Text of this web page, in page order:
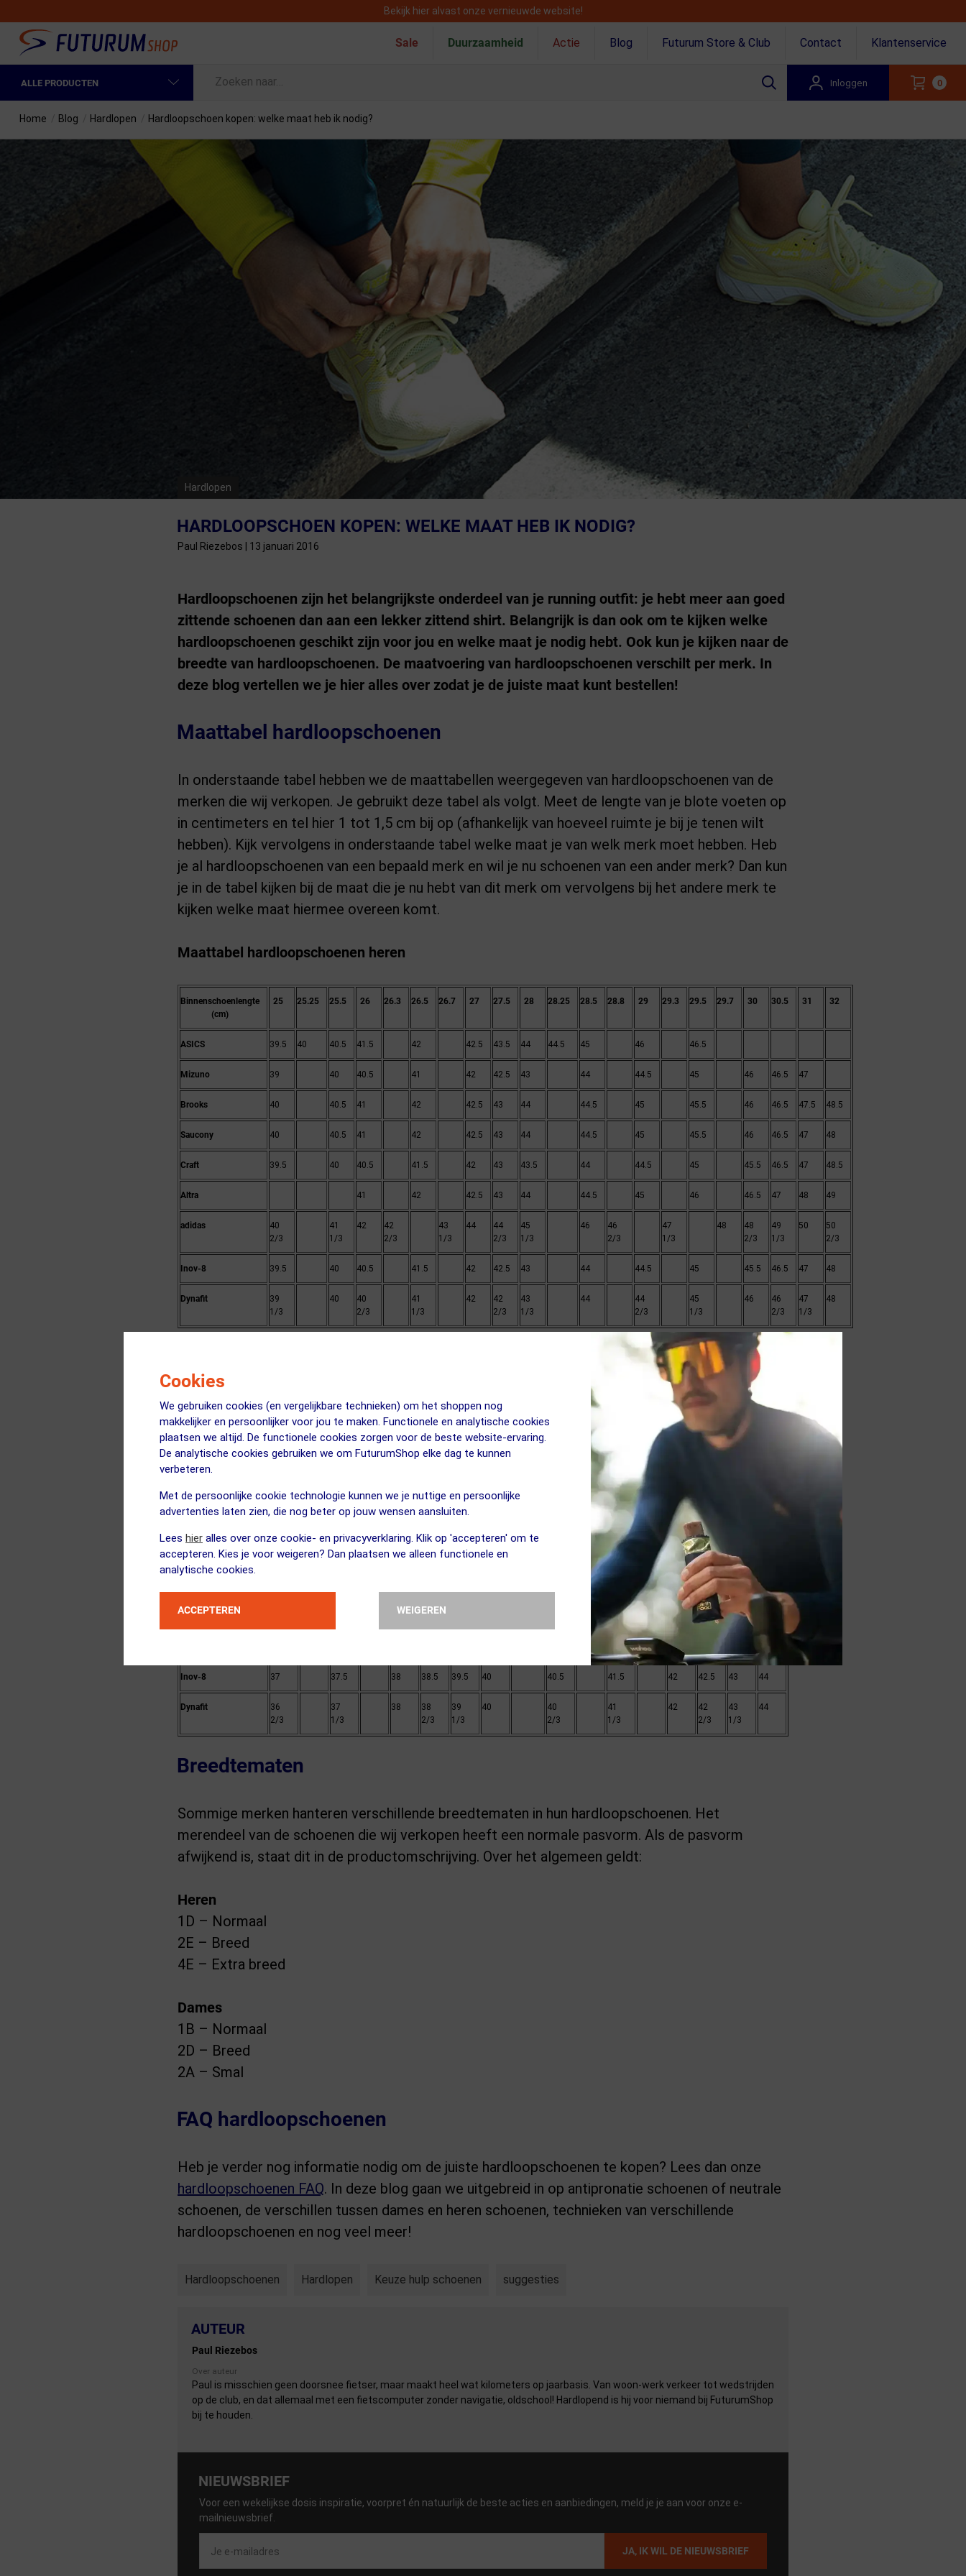
Cookies
We gebruiken cookies (en vergelijkbare technieken) om het shoppen nog
makkelijker en persoonlijker voor jou te maken. Functionele en analytische cookies
plaatsen we altijd. De functionele cookies zorgen voor de beste website-ervaring.
De analytische cookies gebruiken we om FuturumShop elke dag te kunnen
verbeteren.
Met de persoonlijke cookie technologie kunnen we je nuttige en persoonlijke
advertenties laten zien, die nog beter op jouw wensen aansluiten.
Lees hier alles over onze cookie- en privacyverklaring. Klik op 'accepteren' om te
accepteren. Kies je voor weigeren? Dan plaatsen we alleen functionele en
analytische cookies.
ACCEPTEREN WEIGEREN
Bekijk hier alvast onze vernieuwde website!
Sale Duurzaamheid Actie Blog Futurum Store & Club Contact Klantenservice
ALLE PRODUCTEN
Fietskleding Heren
Inloggen 0
Home Blog Hardlopen Hardloopschoen kopen: welke maat heb ik nodig?
Hardlopen
HARDLOOPSCHOEN KOPEN: WELKE MAAT HEB IK NODIG?
Paul Riezebos | 13 januari 2016
Hardloopschoenen zijn het belangrijkste onderdeel van je running outfit: je hebt meer aan goed
zittende schoenen dan aan een lekker zittend shirt. Belangrijk is dan ook om te kijken welke
hardloopschoenen geschikt zijn voor jou en welke maat je nodig hebt. Ook kun je kijken naar de
breedte van hardloopschoenen. De maatvoering van hardloopschoenen verschilt per merk. In
deze blog vertellen we je hier alles over zodat je de juiste maat kunt bestellen!
Maattabel hardloopschoenen
In onderstaande tabel hebben we de maattabellen weergegeven van hardloopschoenen van de
merken die wij verkopen. Je gebruikt deze tabel als volgt. Meet de lengte van je blote voeten op
in centimeters en tel hier 1 tot 1,5 cm bij op (afhankelijk van hoeveel ruimte je bij je tenen wilt
hebben). Kijk vervolgens in onderstaande tabel welke maat je van welk merk moet hebben. Heb
je al hardloopschoenen van een bepaald merk en wil je nu schoenen van een ander merk? Dan kun
je in de tabel kijken bij de maat die je nu hebt van dit merk om vervolgens bij het andere merk te
kijken welke maat hiermee overeen komt.
Maattabel hardloopschoenen heren
Binnenschoenlengte
(cm)
25 25.25 25.5 26 26.3 26.5 26.7 27 27.5 28 28.25 28.5 28.8 29 29.3 29.5 29.7 30 30.5 31 32
ASICS 39.5 40 40.5 41.5 42 42.5 43.5 44 44.5 45 46 46.5
Mizuno 39 40 40.5 41 42 42.5 43 44 44.5 45 46 46.5 47
Brooks 40 40.5 41 42 42.5 43 44 44.5 45 45.5 46 46.5 47.5 48.5
Saucony 40 40.5 41 42 42.5 43 44 44.5 45 45.5 46 46.5 47 48
Craft 39.5 40 40.5 41.5 42 43 43.5 44 44.5 45 45.5 46.5 47 48.5
Altra 41 42 42.5 43 44 44.5 45 46 46.5 47 48 49
adidas
40
2/3
41
1/3
42
42
2/3
43
1/3
44
44
2/3
45
1/3
46
46
2/3
47
1/3
48
48
2/3
49
1/3
50
50
2/3
Inov-8 39.5 40 40.5 41.5 42 42.5 43 44 44.5 45 45.5 46.5 47 48
Dynafit
39
1/3
40
40
2/3
41
1/3
42
42
2/3
43
1/3
44
44
2/3
45
1/3
46
46
2/3
47
1/3
48
Binnenschoenlengte
(cm)
23 23.3 23.5 23.8 24 24.5 25 25.5 26.3 27 27.5 28 28.5
ASICS 37 37.5 38 39 39.5 40 42
41
Brooks 36.5 37.5 38 38.5 39 41 42 42.5
Saucony 37.5 38 38.5 39 40 40.5 42 42.5 43
Craft 41.5 43.5
42.5 43 44
43
1/3
44
45
46
Inov-8 37 37.5 38 38.5 39.5 40 40.5 41.5 42 42.5 43 44
Dynafit
36
2/3
37
1/3
38
38
2/3
39
1/3
40
40
2/3
41
1/3
42
42
2/3
43
1/3
44
Breedtematen
Sommige merken hanteren verschillende breedtematen in hun hardloopschoenen. Het
merendeel van de schoenen die wij verkopen heeft een normale pasvorm. Als de pasvorm
afwijkend is, staat dit in de productomschrijving. Over het algemeen geldt:
Heren
1D – Normaal
2E – Breed
4E – Extra breed
Dames
1B – Normaal
2D – Breed
2A – Smal
FAQ hardloopschoenen
Heb je verder nog informatie nodig om de juiste hardloopschoenen te kopen? Lees dan onze
hardloopschoenen FAQ. In deze blog gaan we uitgebreid in op antipronatie schoenen of neutrale
schoenen, de verschillen tussen dames en heren schoenen, technieken van verschillende
hardloopschoenen en nog veel meer!
Hardloopschoenen Hardlopen Keuze hulp schoenen suggesties
AUTEUR
Paul Riezebos
Over auteur
Paul is misschien geen doorsnee fietser, maar maakt heel wat kilometers op jaarbasis. Van woon-werk verkeer tot wedstrijden
op de club, en dat allemaal met een fietscomputer zonder navigatie, oldschool! Hardlopend is hij voor niemand bij FuturumShop
bij te houden.
NIEUWSBRIEF
Voor een wekelijkse dosis inspiratie, voorpret én natuurlijk de beste acties en aanbiedingen, meld je je aan voor onze e-
mailnieuwsbrief.
JA, IK WIL DE NIEUWSBRIEF